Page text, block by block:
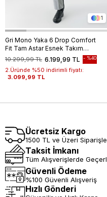
1
Gri Mono Yaka 6 Drop Comfort
Fit Tam Astar Esnek Takım
Elbise 10012401026.199,99 TL
10.299,99 TL %40
2.Üründe %50 indirimli fiyatı:
3.099,99 TL
Ücretsiz Kargo
1500 TL ve Üzeri
Taksit İmkanı
Tüm Alışverişlerde
Güvenli Ödeme
%100 Güvenli Alışveriş
Hızlı Gönderi